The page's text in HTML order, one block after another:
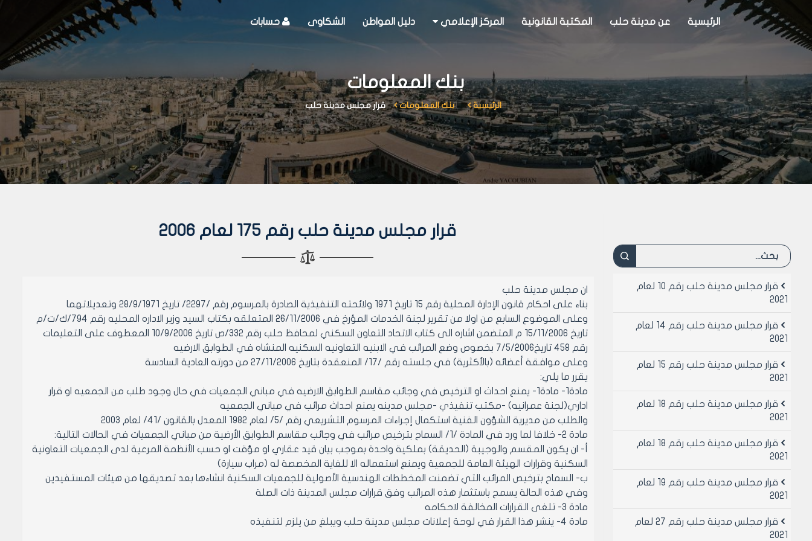
الرئيسية عن مدينة حلب المكتبة القانونية المركز الإعلامي دليل المواطن الشكاوى حسابات
بنك المعلومات
الرئيسية بنك المعلومات قرار مجلس مدينة حلب
قرار مجلس مدينة حلب رقم 175 لعام 2006
ان مجلس مدينة حلب
بناء على احكام قانون الإدارة المحلية رقم 15 تاريخ 1971 ولائحته التنفيذية الصادرة بالمرسوم رقم /2297/ تاريخ 28/9/1971 وتعديلاتهما
وعلى الموضوع السابع من اولا من تقرير لجنة الخدمات المؤرخ في 26/11/2006 المتعلقه بكتاب السيد وزير الاداره المحليه رقم 794/ك/ت/م
تاريخ 15/11/2006 م المتضمن اشاره الى كتاب الاتحاد التعاون السكني لمحافظ حلب رقم 332/ص تاريخ 10/9/2006 المعطوف على التعليمات
رقم 458 تاريخ7/5/2006 بخصوص وضع المرائب في الابنيه التعاونيه السكنيه المنشاه في الطوابق الارضيه
وعلى موافقة أعضائه (بالأكثرية) في جلسته رقم /17/ المنعقدة بتاريخ 27/11/2006 من دورته العادية السادسة
يقرر ما يلي:
مادة1- مادة1- يمنع احداث او الترخيص في وجائب مقاسم الطوابق الارضيه في مباني الجمعيات في حال وجود طلب من الجمعيه او قرار
اداري(لجنة عمرانيه) -مكتب تنفيذي -مجلس مدينه يمنع احداث مرائب في مباني الجمعيه
والطلب من مديرية الشؤون الفنية استكمال إجراءات المرسوم التشريعي رقم /5/ لعام 1982 المعدل بالقانون /41/ لعام 2003
مادة 2- خلافا لما ورد في المادة /1/ السماح بترخيص مرائب في وجائب مقاسم الطوابق الأرضية من مباني الجمعيات في الحالات التالية:
أ‌- ان يكون المقسم والوجيبة (الحديقة) بملكية واحدة بموجب بيان قيد عقاري او مؤقت او حسب الأنظمة المرعية لدى الجمعيات التعاونية
السكنية وقرارات الهيئة العامة للجمعية ويمنع استعماله الا للغاية المخصصة له (مراب سيارة)
ب‌- السماح بترخيص المرائب التي تضمنت المخططات الهندسية الأصولية للجمعيات السكنية انشاءها بعد تصديقها من هيئات المستفيدين
وفي هذه الحالة يسمح باستثمار هذه المرائب وفق قرارات مجلس المدينة ذات الصلة
مادة 3- تلغى القرارات المخالفة لاحكامه
مادة 4- ينشر هذا القرار في لوحة إعلانات مجلس مدينة حلب ويبلغ من يلزم لتنفيذه
قرار مجلس مدينة حلب رقم 10 لعام
2021
قرار مجلس مدينة حلب رقم 14 لعام
2021
قرار مجلس مدينة حلب رقم 15 لعام
2021
قرار مجلس مدينة حلب رقم 18 لعام
2021
قرار مجلس مدينة حلب رقم 18 لعام
2021
قرار مجلس مدينة حلب رقم 19 لعام
2021
قرار مجلس مدينة حلب رقم 27 لعام
2021